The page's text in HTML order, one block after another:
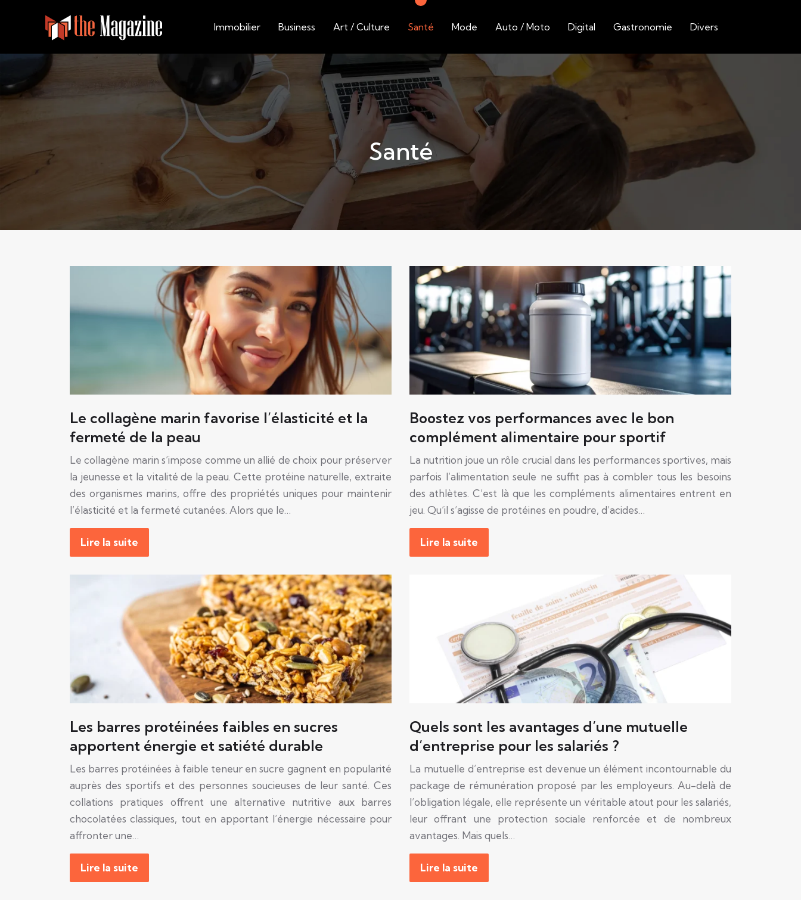
Immobilier Business Art / Culture Santé Mode Auto / Moto Digital Gastronomie Divers
Santé
Le collagène marin favorise l’élasticité et la
fermeté de la peau
Le collagène marin s’impose comme un allié de choix pour préserver
la jeunesse et la vitalité de la peau. Cette protéine naturelle, extraite
des organismes marins, offre des propriétés uniques pour maintenir
l’élasticité et la fermeté cutanées. Alors que le…
Lire la suite
Boostez vos performances avec le bon
complément alimentaire pour sportif
La nutrition joue un rôle crucial dans les performances sportives, mais
parfois l’alimentation seule ne suffit pas à combler tous les besoins
des athlètes. C’est là que les compléments alimentaires entrent en
jeu. Qu’il s’agisse de protéines en poudre, d’acides…
Lire la suite
Les barres protéinées faibles en sucres
apportent énergie et satiété durable
Les barres protéinées à faible teneur en sucre gagnent en popularité
auprès des sportifs et des personnes soucieuses de leur santé. Ces
collations pratiques offrent une alternative nutritive aux barres
chocolatées classiques, tout en apportant l’énergie nécessaire pour
affronter une…
Lire la suite
Quels sont les avantages d’une mutuelle
d’entreprise pour les salariés ?
La mutuelle d’entreprise est devenue un élément incontournable du
package de rémunération proposé par les employeurs. Au-delà de
l’obligation légale, elle représente un véritable atout pour les salariés,
leur offrant une protection sociale renforcée et de nombreux
avantages. Mais quels…
Lire la suite